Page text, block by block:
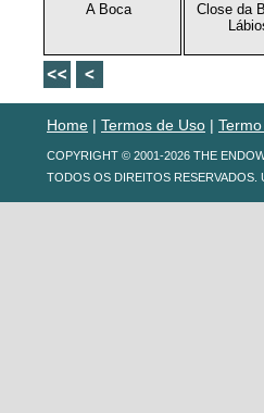
A Boca
Close da
Home | Termos de Uso |
COPYRIGHT © 2001-2026 THE
TODOS OS DIREITOS